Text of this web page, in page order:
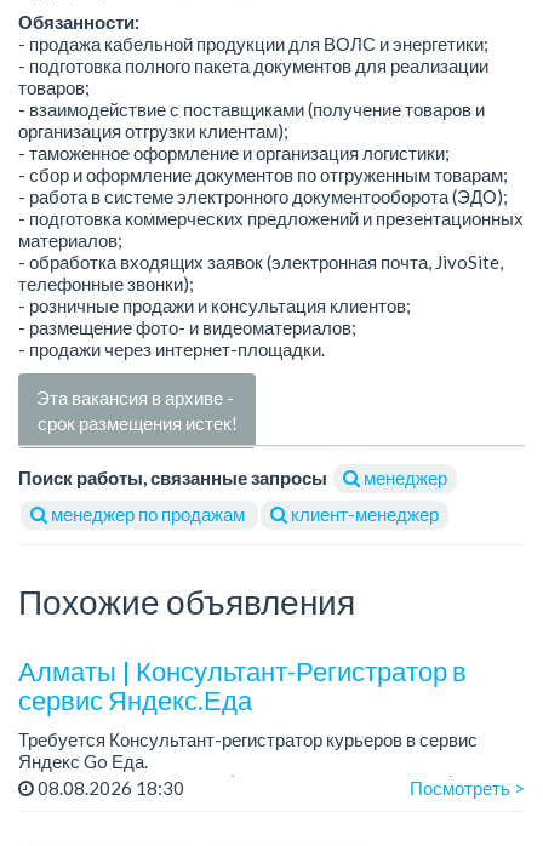
Обязанности:
- продажа кабельной продукции для ВОЛС и энергетики;
- подготовка полного пакета документов для реализации
товаров;
- взаимодействие с поставщиками (получение товаров и
организация отгрузки клиентам);
- таможенное оформление и организация логистики;
- сбор и оформление документов по отгруженным товарам;
- работа в системе электронного документооборота (ЭДО);
- подготовка коммерческих предложений и презентационных
материалов;
- обработка входящих заявок (электронная почта, JivoSite,
телефонные звонки);
- розничные продажи и консультация клиентов;
- размещение фото- и видеоматериалов;
- продажи через интернет-площадки.
Эта вакансия в архиве -
срок размещения истек!
Поиск работы, связанные запросы
менеджер
менеджер по продажам
клиент-менеджер
Похожие объявления
Алматы | Консультант-Регистратор в
сервис Яндекс.Еда
Требуется Консультант-регистратор курьеров в сервис
Яндекс Go Еда.
Условия: работа в офисе (Абылай хана - Макатаева).
08.08.2026 18:30 Посмотреть >